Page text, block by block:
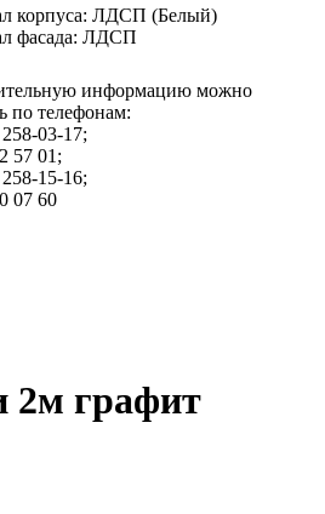
корпуса: ЛДСП (Белый)
фасада: ЛДСП
информацию можно
по телефонам:
03-17;
57 01;
15-16;
07 60
2м графит